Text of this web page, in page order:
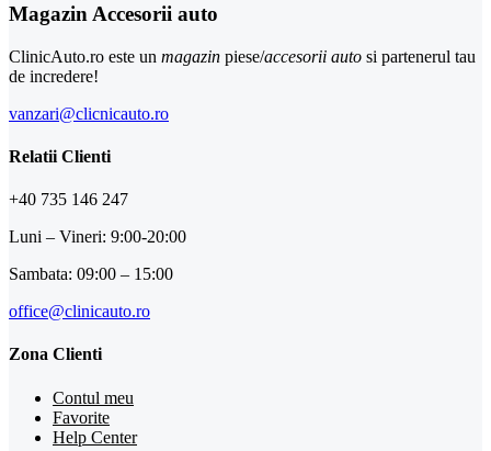
Magazin Accesorii auto
ClinicAuto.ro este un magazin piese/accesorii auto si partenerul tau
de incredere!
vanzari@clicnicauto.ro
Relatii Clienti
+40 735 146 247
Luni – Vineri: 9:00-20:00
Sambata: 09:00 – 15:00
office@clinicauto.ro
Zona Clienti
Contul meu
Favorite
Help Center